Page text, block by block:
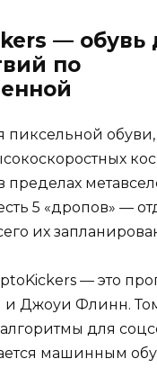
— обувь
по
пиксельной обуви,
пределах
5 «дропов» —
их
— это
и Джоуи Флинн.
для
машинным